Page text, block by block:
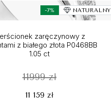
-7% NATURALNY
zaręczynowy z
z białego złota P0468BB
1.05 ct
11999 zł
11 159 zł